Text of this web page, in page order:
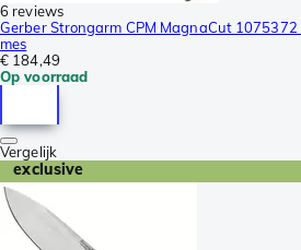
6 reviews
Gerber Strongarm CPM MagnaCut
mes
€ 184,49
Op voorraad
Vergelijk
exclusive